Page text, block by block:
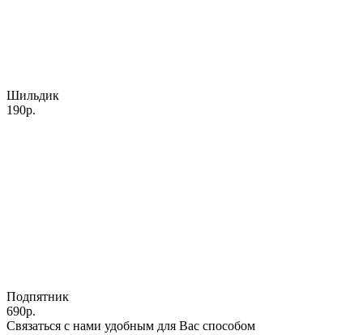
Шильдик
190р.
Подпятник
690р.
Связаться с нами удобным для Вас способом